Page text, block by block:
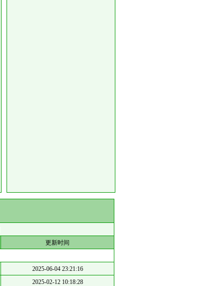
更新时间
2025-06-04 23:21:16
2025-02-12 10:18:28